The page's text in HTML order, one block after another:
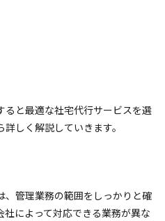
ると最適な社宅代行サービスを選
しく解説していきます。
、管理業務の範囲をしっかりと確
によって対応できる業務が異な